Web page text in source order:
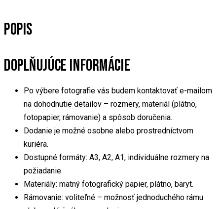
POPIS
DOPLŇUJÚCE INFORMÁCIE
Po výbere fotografie vás budem kontaktovať e-mailom
na dohodnutie detailov – rozmery, materiál (plátno,
fotopapier, rámovanie) a spôsob doručenia.
Dodanie je možné osobne alebo prostredníctvom
kuriéra.
Dostupné formáty: A3, A2, A1, individuálne rozmery na
požiadanie.
Materiály: matný fotografický papier, plátno, baryt.
Rámovanie: voliteľné – možnosť jednoduchého rámu